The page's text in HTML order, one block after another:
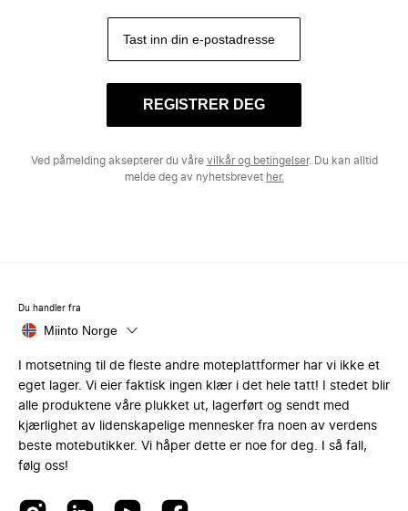
REGISTRER DEG
Ved påmelding aksepterer du våre vilkår og betingelser. Du kan alltid
melde deg av nyhetsbrevet her.
Du handler fra
Miinto Norge
I motsetning til de fleste andre moteplattformer har vi ikke et
eget lager. Vi eier faktisk ingen klær i det hele tatt! I stedet blir
alle produktene våre plukket ut, lagerført og sendt med
kjærlighet av lidenskapelige mennesker fra noen av verdens
beste motebutikker. Vi håper dette er noe for deg. I så fall,
følg oss!